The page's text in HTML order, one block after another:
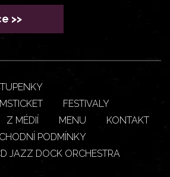
>>
FESTIVALY
Z MÉDIÍ MENU
KONTAKT
PODMÍNKY
JAZZ DOCK ORCHESTRA